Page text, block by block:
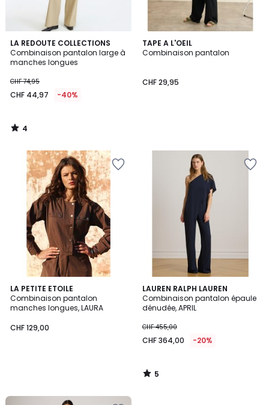
LA REDOUTE COLLECTIONS
Combinaison pantalon large à
manches longues
CHF 74,95
CHF 44,97 -40%
4
/
5
4
/
TAPE A L'OEIL
Combinaison pantalon
CHF 29,95
LA PETITE ETOILE
Combinaison pantalon
manches longues, LAURA
CHF 129,00
LAUREN RALPH LAUREN
Combinaison pantalon épaule
dénudée, APRIL
CHF 455,00
CHF 364,00 -20%
5
/
5
5
/